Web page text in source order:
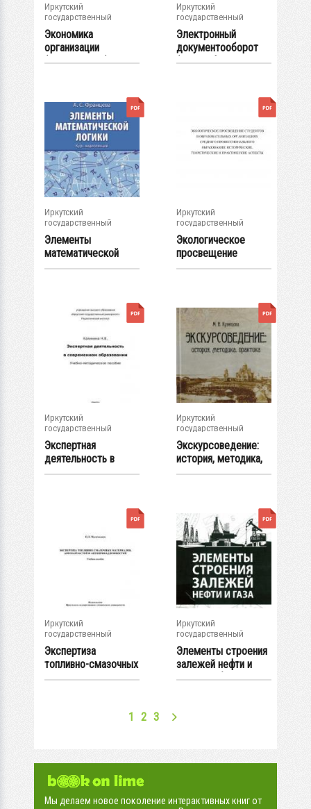
Иркутский
государственный
университет
Экономика
организации
(предприятия) :
Иркутский
государственный
университет
Электронный
документооборот
(на платформе "1С...
Иркутский
государственный
университет
Элементы
математической
логики : курс
Иркутский
государственный
университет
Экологическое
просвещение
студентов в...
Иркутский
государственный
университет
Экспертная
деятельность в
современном
Иркутский
государственный
университет
Экскурсоведение:
история, методика,
практика :...
Иркутский
государственный
университет
Экспертиза
топливно-смазочных
материалов,...
Иркутский
государственный
университет
Элементы строения
залежей нефти и
газа : учеб.-...
1 2 3
Мы делаем новое поколение интерактивных книг от